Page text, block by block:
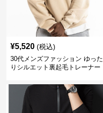
¥5,520 (税込)
30代メンズファッション ゆった
りシルエット裏起毛トレーナー